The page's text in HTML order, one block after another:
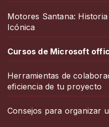
Motores Santana:
Icónica
Cursos de Microsoft
Herramientas de
eficiencia de tu proyecto
Consejos para organizar